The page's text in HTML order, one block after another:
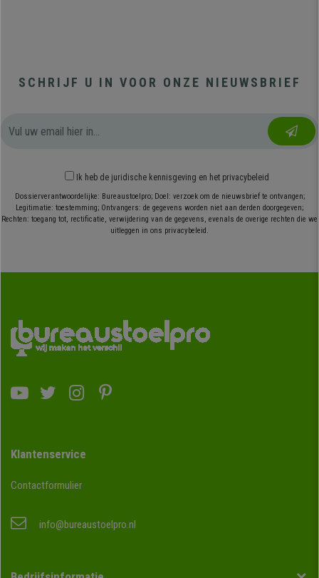
SCHRIJF U IN VOOR ONZE NIEUWSBRIEF
Ik heb de juridische kennisgeving en het privacybeleid
Dossierverantwoordelijke: Bureaustoelpro; Doel: verzoek om de nieuwsbrief te ontvangen;
Legitimatie: toestemming; Ontvangers: de gegevens worden niet aan derden doorgegeven;
Rechten: toegang tot, rectificatie, verwijdering van de gegevens, evenals de overige rechten die we
uitleggen in ons privacybeleid.
Klantenservice
Contactformulier
info@bureaustoelpro.nl